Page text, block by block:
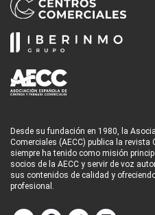
Desde su fundación en 1980, la
Comerciales (AECC) publica la revista
siempre ha tenido como misión
socios de la AECC y servir de voz
sus contenidos de calidad y
profesional.